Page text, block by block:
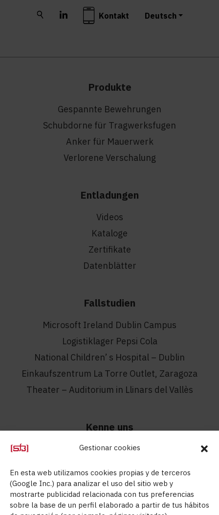
Gestionar cookies
En esta web utilizamos cookies propias y de terceros
(Google Inc.) para analizar el uso del sitio web y
mostrarte publicidad relacionada con tus preferencias
sobre la base de un perfil elaborado a partir de tus hábitos
BuscarLinkedIn Kontakt Deutsch
Produkte
Gespannte Bewehrungen
Schubdorne für Tragwerksfugen
Anker für Mauerwerk
Verlorene Verschalung
Entladungen
Videos
Kataloge
Zertifikate
Datenblätter
Fallstudien
Microsoft Ireland Dublin Campus
Logistiklager Pepsi Cola
National Children’ s Hospital – Dublin
Einkaufszentrum La Torre Outlet, Zaragoza
Theater – Auditorium in Llinars del Vallès
Kenne uns
Über uns
Technische Abteilung
Aids